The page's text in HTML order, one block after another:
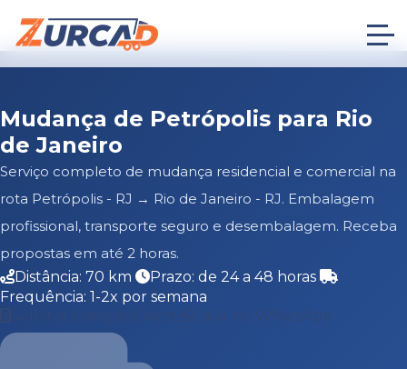
Mudança de Petrópolis para Rio
de Janeiro
Serviço completo de mudança residencial e comercial na
rota Petrópolis - RJ → Rio de Janeiro - RJ. Embalagem
profissional, transporte seguro e desembalagem. Receba
propostas em até 2 horas.
Distância: 70 km
Prazo: de 24 a 48 horas
Frequência: 1-2x por semana
Falar no WhatsApp